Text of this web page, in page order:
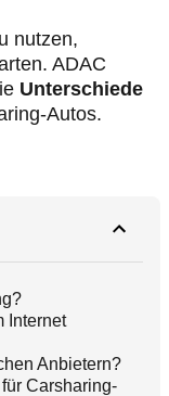
nutzen,
ADAC
Unterschiede
Autos.
Internet
Anbietern?
Carsharing-